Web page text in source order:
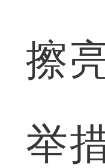
擦
举